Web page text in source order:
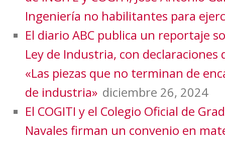
Ingeniería no habilitantes para
El diario ABC publica un reportaje
Ley de Industria, con
«Las piezas que no terminan de
de industria» diciembre 26, 2024
El COGITI y el Colegio Oficial de
Navales firman un convenio en